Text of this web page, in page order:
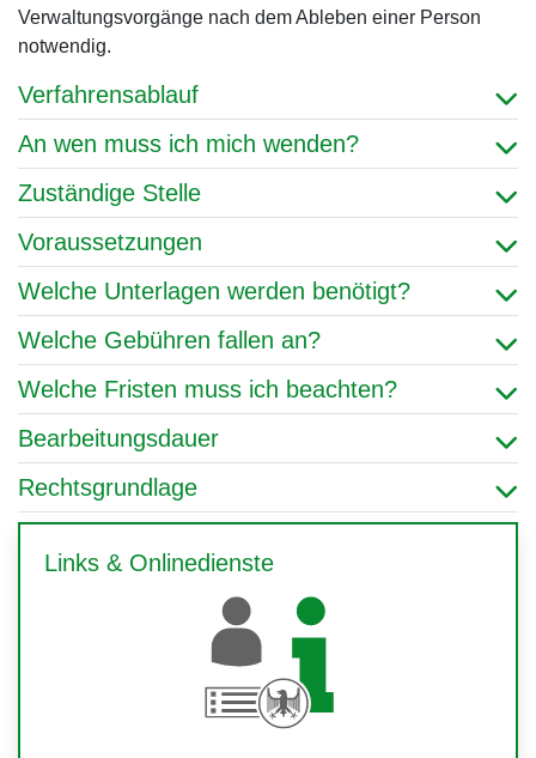
Verwaltungsvorgänge nach dem Ableben einer Person
notwendig.
Verfahrensablauf
An wen muss ich mich wenden?
Zuständige Stelle
Voraussetzungen
Welche Unterlagen werden benötigt?
Welche Gebühren fallen an?
Welche Fristen muss ich beachten?
Bearbeitungsdauer
Rechtsgrundlage
Links & Onlinedienste